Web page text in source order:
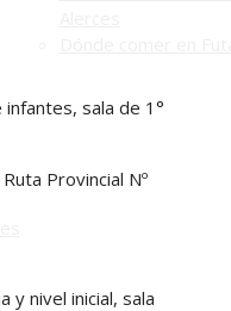
Dónde comer en
infantes, sala de 1°
Provincial Nº
y nivel inicial, sala